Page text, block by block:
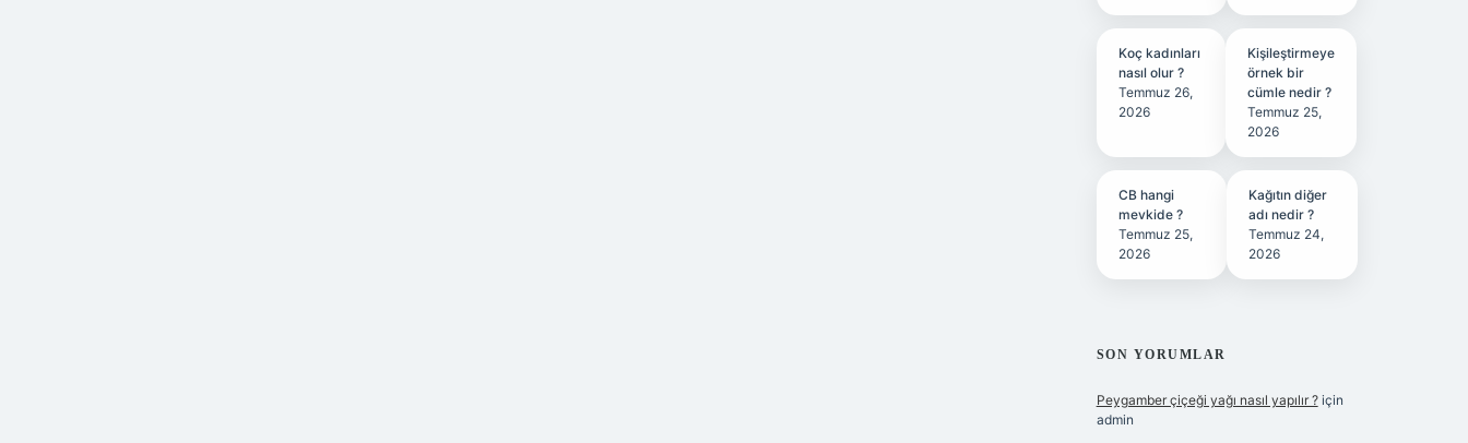
Koç kadınları
nasıl olur ?
Temmuz 26,
2026
Kişileştirmeye
örnek bir
cümle nedir ?
Temmuz 25,
2026
CB hangi
mevkide ?
Temmuz 25,
2026
Kağıtın diğer
adı nedir ?
Temmuz 24,
2026
SON YORUMLAR
Peygamber çiçeği yağı nasıl yapılır ?için
admin